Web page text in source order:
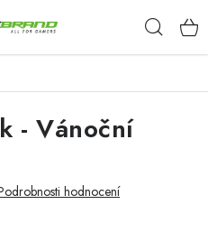
- Vánoční
hodnocení